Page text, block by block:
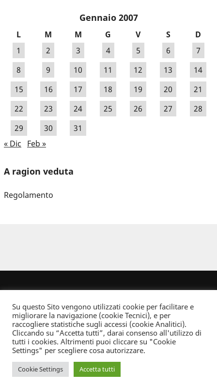
Gennaio 2007
L M M G V S
D
1
2 3 4 5 6
7
8
9 10 11 12 13
14
15
16 17 18 19 20
21
22
23 24 25 26 27
28
29
30
31
« Dic
Feb »
A ragion veduta
Regolamento
Dove non indicato altrimenti quest’opera è distribuita con Licenza
Creative Commons Attribuzione - Non commerciale - Non opere derivate 2.5 Italia
Informativa sulla privacy
Su questo Sito vengono utilizzati cookie per facilitare e
migliorare la navigazione (cookie Tecnici), e per
raccogliere statistiche sugli accessi (cookie Analitici).
Cliccando su “Accetta tutti”, darai consenso all'utilizzo di
tutti i cookies. Altrimenti puoi cliccare su "Cookie
Settings" per scegliere cosa autorizzare.
Cookie Settings Accetta tutti